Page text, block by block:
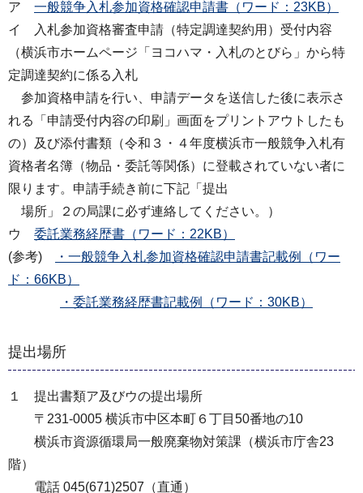
ア 一般競争入札参加資格確認申請書（ワード：23KB）
イ 入札参加資格審査申請（特定調達契約用）受付内容
（横浜市ホームページ「ヨコハマ・入札のとびら」から特
定調達契約に係る入札
参加資格申請を行い、申請データを送信した後に表示さ
れる「申請受付内容の印刷」画面をプリントアウトしたも
の）及び添付書類（令和３・４年度横浜市一般競争入札有
資格者名簿（物品・委託等関係）に登載されていない者に
限ります。申請手続き前に下記「提出
場所」２の局課に必ず連絡してください。）
ウ 委託業務経歴書（ワード：22KB）
(参考)
・一般競争入札参加資格確認申請書記載例（ワー
ド：66KB）
・委託業務経歴書記載例（ワード：30KB）
提出場所
１ 提出書類ア及びウの提出場所
〒231-0005 横浜市中区本町６丁目50番地の10
横浜市資源循環局一般廃棄物対策課（横浜市庁舎23
階）
電話 045(671)2507（直通）